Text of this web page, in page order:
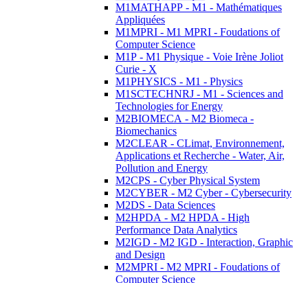
M1MATHAPP - M1 - Mathématiques
Appliquées
M1MPRI - M1 MPRI - Foudations of
Computer Science
M1P - M1 Physique - Voie Irène Joliot
Curie - X
M1PHYSICS - M1 - Physics
M1SCTECHNRJ - M1 - Sciences and
Technologies for Energy
M2BIOMECA - M2 Biomeca -
Biomechanics
M2CLEAR - CLimat, Environnement,
Applications et Recherche - Water, Air,
Pollution and Energy
M2CPS - Cyber Physical System
M2CYBER - M2 Cyber - Cybersecurity
M2DS - Data Sciences
M2HPDA - M2 HPDA - High
Performance Data Analytics
M2IGD - M2 IGD - Interaction, Graphic
and Design
M2MPRI - M2 MPRI - Foudations of
Computer Science